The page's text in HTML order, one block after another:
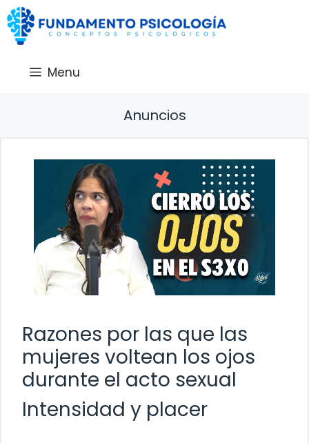
Saltar
al
contenido
Menu
Anuncios
Razones por las que las
mujeres voltean los ojos
durante el acto sexual
Intensidad y placer